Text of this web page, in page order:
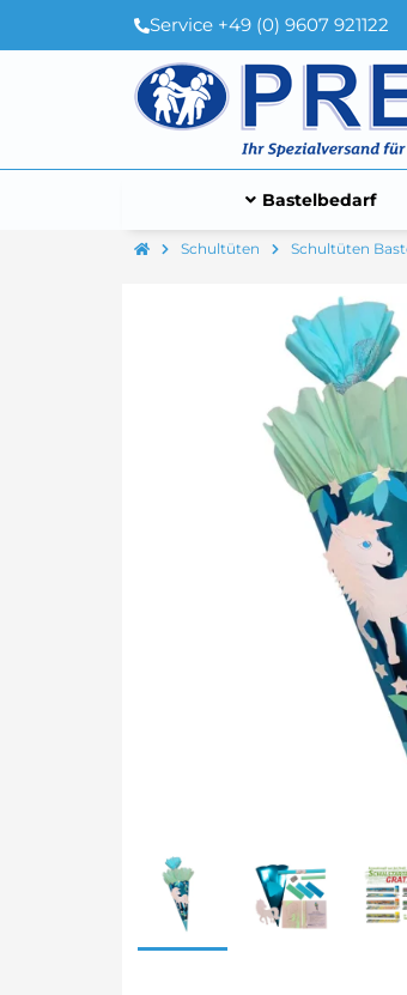
Service +49 (0) 9607 921122
Bastelbedarf
Schultüten Schultüten